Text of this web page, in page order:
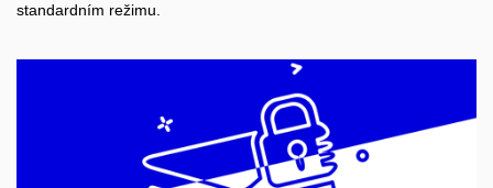
standardním režimu.